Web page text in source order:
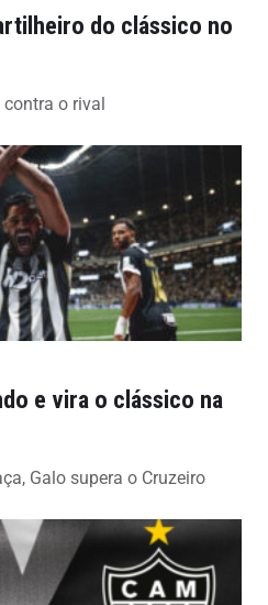
do clássico no
o rival
e vira o clássico na
Galo supera o Cruzeiro